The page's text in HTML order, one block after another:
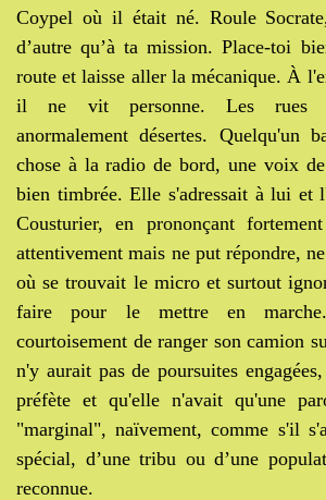
Coypel où il était né. Roule
d’autre qu’à ta mission. Place-toi
route et laisse aller la mécanique. À
il ne vit personne. Les rues
anormalement désertes. Quelqu'un
chose à la radio de bord, une voix
bien timbrée. Elle s'adressait à lui et
Cousturier, en prononçant
attentivement mais ne put répondre,
où se trouvait le micro et surtout
faire pour le mettre en
courtoisement de ranger son camion
n'y aurait pas de poursuites
préfète et qu'elle n'avait qu'une
"marginal", naïvement, comme s'il
spécial, d’une tribu ou d’une
reconnue.